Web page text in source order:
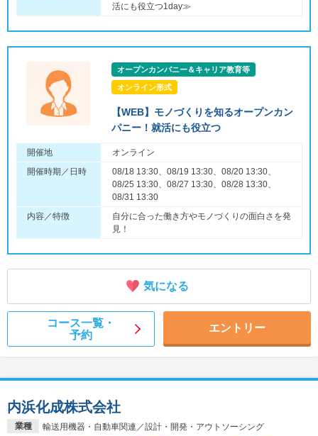
活にも役立つ1day≫
オープンカンパニー＆キャリア教育等
オンライン形式
【WEB】モノづくりを知るオープンカン
パニー！就活にも役立つ
開催地
オンライン
開催時期／日時
08/18 13:30、08/19 13:30、08/20 13:30、
08/25 13:30、08/27 13:30、08/28 13:30、
08/31 13:30
内容／特徴
自分に合った働き方やモノづくりの面白さを発
見！
気になる
コース一覧・
予約
エントリー
業種 輸送用機器・自動車関連／設計・開発・アウトソーシング
内浜化成株式会社